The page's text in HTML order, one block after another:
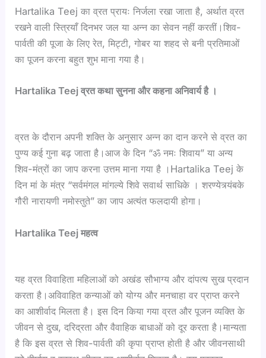
Hartalika Teej का व्रत प्रायः निर्जला रखा जाता है, अर्थात व्रत
रखने वाली स्त्रियाँ दिनभर जल या अन्न का सेवन नहीं करतीं।शिव-
पार्वती की पूजा के लिए रेत, मिट्टी, गोबर या शहद से बनी प्रतिमाओं
का पूजन करना बहुत शुभ माना गया है।
Hartalika Teejव्रत कथा सुनना और कहना अनिवार्य है ।
व्रत के दौरान अपनी शक्ति के अनुसार अन्न का दान करने से व्रत का
पुण्य कई गुना बढ़ जाता है।आज के दिन “ॐ नमः शिवाय” या अन्य
शिव-मंत्रों का जाप करना उत्तम माना गया है ।Hartalika Teej के
दिन मां के मंत्र “सर्वमंगल मांगल्ये शिवे सवार्थ साधिके । शरण्येत्र्यंबके
गौरी नारायणी नमोस्तुते” का जाप अत्यंत फलदायी होगा।
Hartalika Teej महत्व
यह व्रत विवाहिता महिलाओं को अखंड सौभाग्य और दांपत्य सुख प्रदान
करता है।अविवाहित कन्याओं को योग्य और मनचाहा वर प्राप्त करने
का आशीर्वाद मिलता है। इस दिन किया गया व्रत और पूजन व्यक्ति के
जीवन से दुख, दरिद्रता और वैवाहिक बाधाओं को दूर करता है।मान्यता
है कि इस व्रत से शिव-पार्वती की कृपा प्राप्त होती है और जीवनसाथी